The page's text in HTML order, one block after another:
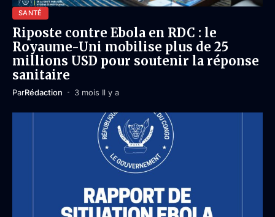
SANTÉ
Riposte contre Ebola en RDC : le
Royaume-Uni mobilise plus de 25
millions USD pour soutenir la réponse
sanitaire
ParRédaction 3 mois Il y a